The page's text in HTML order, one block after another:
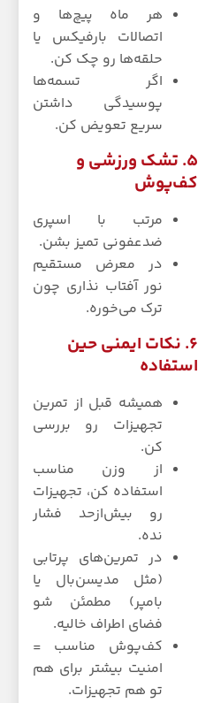
هر ماه پیچ‌ها و
اتصالات بارفیکس یا
حلقه‌ها رو چک کن.
اگر تسمه‌ها
پوسیدگی داشتن
سریع تعویض کن.
۵. تشک ورزشی و
کف‌پوش
مرتب با اسپری
ضدعفونی تمیز بشن.
در معرض مستقیم
نور آفتاب نذاری چون
ترک می‌خوره.
۶. نکات ایمنی حین
استفاده
همیشه قبل از تمرین
تجهیزات رو بررسی
کن.
از وزن مناسب
استفاده کن، تجهیزات
رو بیش‌ازحد فشار
نده.
در تمرین‌های پرتابی
(مثل مدیسن‌بال یا
بامپر) مطمئن شو
فضای اطراف خالیه.
کف‌پوش مناسب =
امنیت بیشتر برای هم
تو هم تجهیزات.